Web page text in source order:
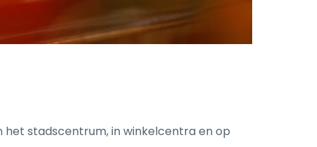
het stadscentrum, in winkelcentra en op